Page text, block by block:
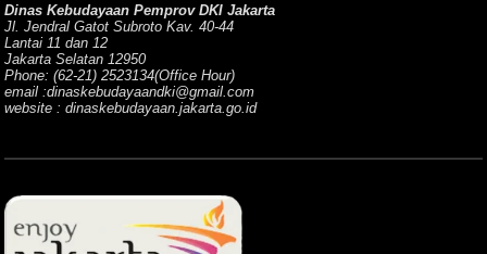
Dinas Kebudayaan Pemprov DKI Jakarta
Jl. Jendral Gatot Subroto Kav. 40-44
Lantai 11 dan 12
Jakarta Selatan 12950
Phone: (62-21) 2523134(Office Hour)
email :dinaskebudayaandki@gmail.com
website : dinaskebudayaan.jakarta.go.id